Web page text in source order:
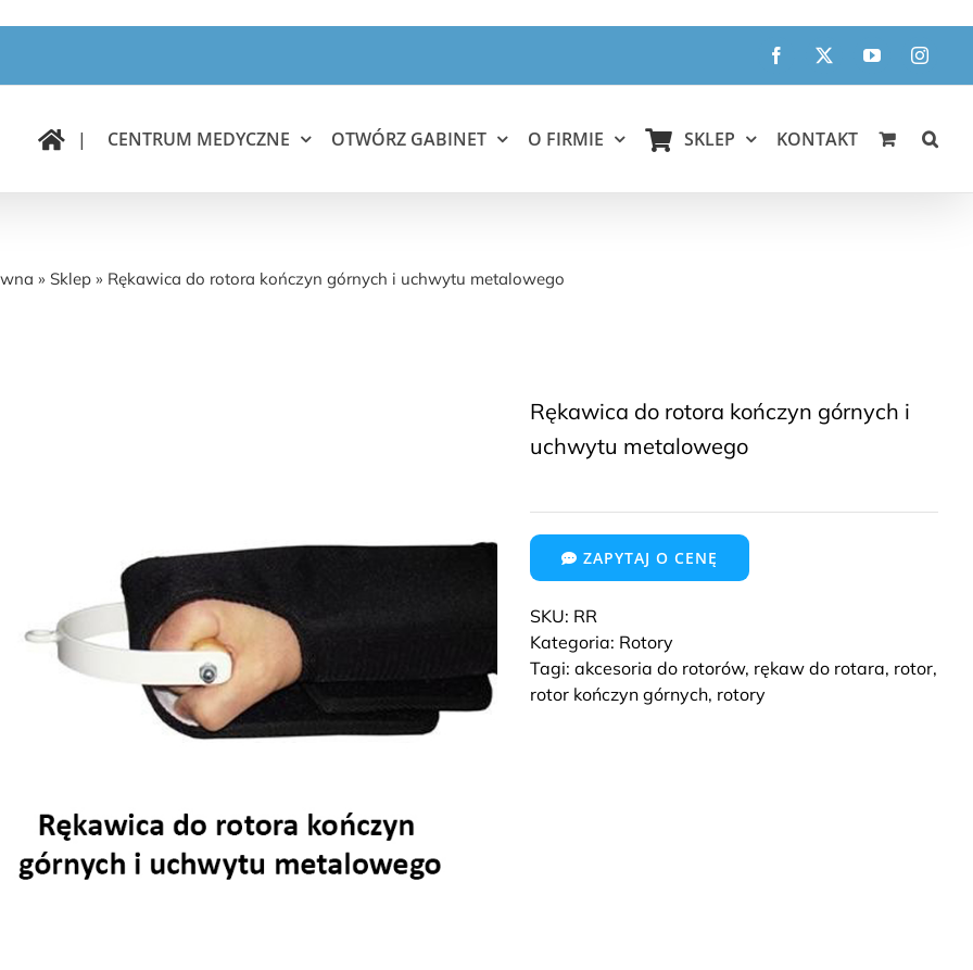
Facebook
X YouTube
| CENTRUM MEDYCZNE OTWÓRZ GABINET O FIRMIE SKLEP KONTAKT
» Sklep » Rękawica do rotora kończyn górnych i uchwytu metalowego
Rękawica do rotora kończyn górnych i
uchwytu metalowego
ZAPYTAJ O CENĘ
SKU: RR
Kategoria: Rotory
Tagi:akcesoria do rotorów, rękaw do rotara, rotor,
rotor kończyn górnych, rotory